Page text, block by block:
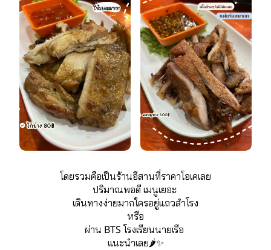
โดยรวมคือเป็นร้านอีสานที่ราคาโอเคเลย
ปริมาณพอดี เมนูเยอะ
เดินทางง่ายมากใครอยู่แถวสำโรง
หรือ
ผ่าน BTS โรงเรียนนายเรือ
แนะนำเลย🌶️✨